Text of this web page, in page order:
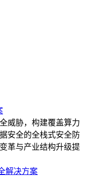
威胁，构建覆盖算力
安全的全栈式安全防
革与产业结构升级提
解决方案